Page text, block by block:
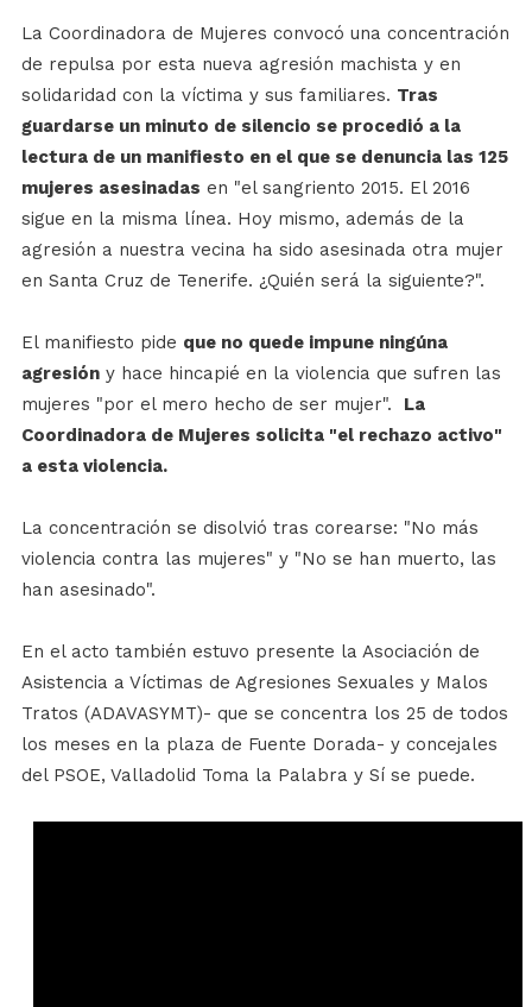
La Coordinadora de Mujeres convocó una concentración
de repulsa por esta nueva agresión machista y en
solidaridad con la víctima y sus familiares. Tras
guardarse un minuto de silencio se procedió a la
lectura de un manifiesto en el que se denuncia las 125
mujeres asesinadas en "el sangriento 2015. El 2016
sigue en la misma línea. Hoy mismo, además de la
agresión a nuestra vecina ha sido asesinada otra mujer
en Santa Cruz de Tenerife. ¿Quién será la siguiente?".
El manifiesto pide que no quede impune ningúna
agresióny hace hincapié en la violencia que sufren las
mujeres "por el mero hecho de ser mujer". La
Coordinadora de Mujeres solicita "el rechazo activo"
a esta violencia.
La concentración se disolvió tras corearse: "No más
violencia contra las mujeres" y "No se han muerto, las
han asesinado".
En el acto también estuvo presente la Asociación de
Asistencia a Víctimas de Agresiones Sexuales y Malos
Tratos (ADAVASYMT)- que se concentra los 25 de todos
los meses en la plaza de Fuente Dorada- y concejales
del PSOE, Valladolid Toma la Palabra y Sí se puede.